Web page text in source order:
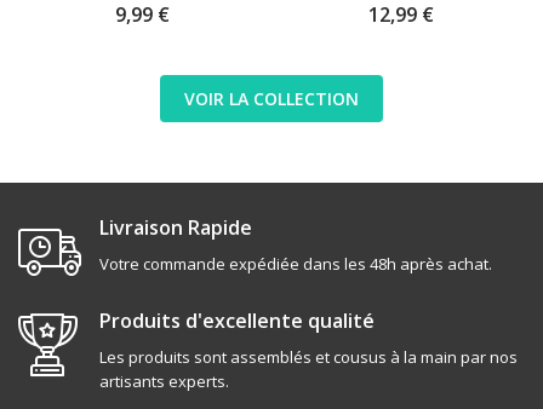
9,99 € 12,99 €
VOIR LA COLLECTION
Livraison Rapide
Votre commande expédiée dans les 48h après achat.
Produits d'excellente qualité
Les produits sont assemblés et cousus à la main par nos
artisants experts.